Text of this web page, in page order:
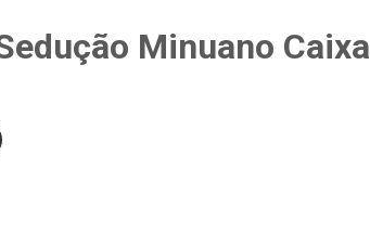
Minuano Caixa